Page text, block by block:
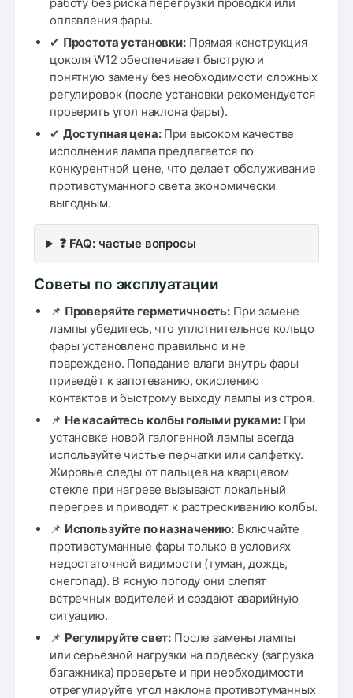
оплавления фары.
✔ Простота установки:Прямая конструкция
цоколя W12 обеспечивает быструю и
понятную замену без необходимости сложных
регулировок (после установки рекомендуется
проверить угол наклона фары).
✔ Доступная цена:При высоком качестве
исполнения лампа предлагается по
конкурентной цене, что делает обслуживание
противотуманного света экономически
выгодным.
❓ FAQ: частые вопросы
Советы по эксплуатации
📌 Проверяйте герметичность:При замене
лампы убедитесь, что уплотнительное кольцо
фары установлено правильно и не
повреждено. Попадание влаги внутрь фары
приведёт к запотеванию, окислению
контактов и быстрому выходу лампы из строя.
📌 Не касайтесь колбы голыми руками:При
установке новой галогенной лампы всегда
используйте чистые перчатки или салфетку.
Жировые следы от пальцев на кварцевом
стекле при нагреве вызывают локальный
перегрев и приводят к растрескиванию колбы.
📌 Используйте по назначению:Включайте
противотуманные фары только в условиях
недостаточной видимости (туман, дождь,
снегопад). В ясную погоду они слепят
встречных водителей и создают аварийную
ситуацию.
📌 Регулируйте свет: После замены лампы
или серьёзной нагрузки на подвеску (загрузка
багажника) проверьте и при необходимости
отрегулируйте угол наклона противотуманных